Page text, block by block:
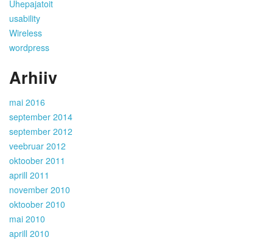
Ühepajatoit
usability
Wireless
wordpress
Arhiiv
mai 2016
september 2014
september 2012
veebruar 2012
oktoober 2011
aprill 2011
november 2010
oktoober 2010
mai 2010
aprill 2010